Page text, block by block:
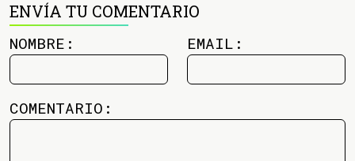
ENVÍA TU COMENTARIO
NOMBRE: EMAIL:
COMENTARIO: